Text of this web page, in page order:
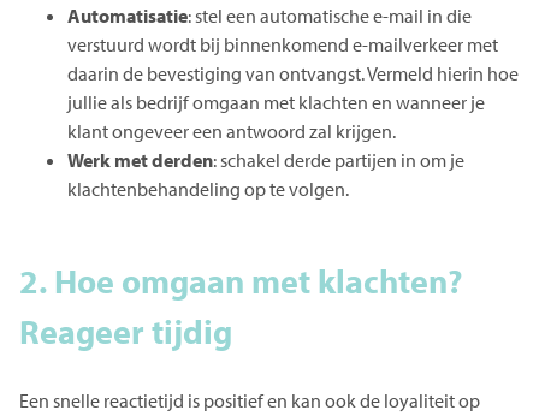
Automatisatie: stel een automatische e-mail in die
verstuurd wordt bij binnenkomend e-mailverkeer met
daarin de bevestiging van ontvangst. Vermeld hierin hoe
jullie als bedrijf omgaan met klachten en wanneer je
klant ongeveer een antwoord zal krijgen.
Werk met derden: schakel derde partijen in om je
klachtenbehandeling op te volgen.
2. Hoe omgaan met klachten?
Reageer tijdig
Een snelle reactietijd is positief en kan ook de loyaliteit op